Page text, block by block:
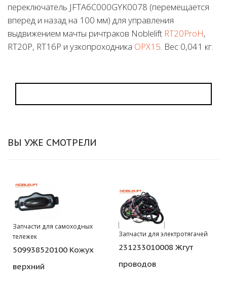
переключатель JFTA6C000GYK0078 (перемещается
вперед и назад на 100 мм) для управления
выдвижением мачты ричтраков Noblelift RT20ProH,
RT20P, RT16P и узкопроходника OPX15. Вес 0,041 кг.
ВЫ УЖЕ СМОТРЕЛИ
Запчасти для самоходных
тележек
509938520100 Кожух
верхний
Запчасти для электротягачей
231233010008 Жгут
проводов